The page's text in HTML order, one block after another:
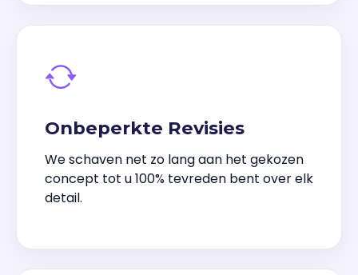
Onbeperkte Revisies
We schaven net zo lang aan het gekozen
concept tot u 100% tevreden bent over elk
detail.